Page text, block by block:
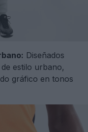
Diseñados
estilo urbano,
gráfico en tonos